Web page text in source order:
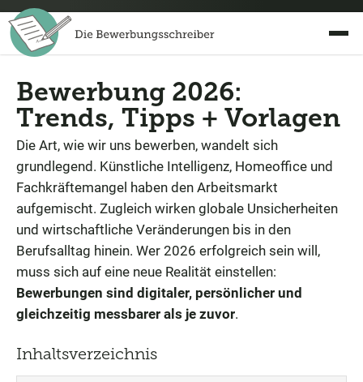
Bewerbung 2026:
Trends, Tipps + Vorlagen
Die Art, wie wir uns bewerben, wandelt sich
grundlegend. Künstliche Intelligenz, Homeoffice und
Fachkräftemangel haben den Arbeitsmarkt
aufgemischt. Zugleich wirken globale Unsicherheiten
und wirtschaftliche Veränderungen bis in den
Berufsalltag hinein. Wer 2026 erfolgreich sein will,
muss sich auf eine neue Realität einstellen:
Bewerbungen sind digitaler, persönlicher und
gleichzeitig messbarer als je zuvor.
Inhaltsverzeichnis